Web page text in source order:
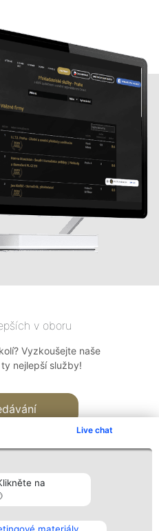
Live chat
na
v oboru
Vyzkoušejte naše
nejlepší služby!
Kontakt